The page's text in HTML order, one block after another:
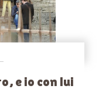
e io con lui